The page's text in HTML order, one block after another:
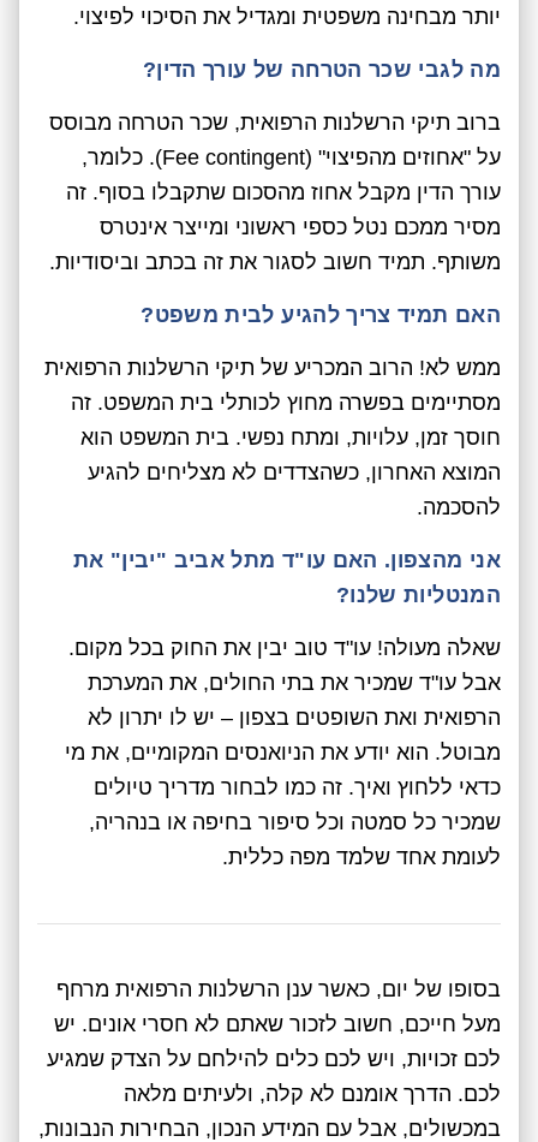
יותר מבחינה משפטית ומגדיל את הסיכוי לפיצוי.
מה לגבי שכר הטרחה של עורך הדין?
ברוב תיקי הרשלנות הרפואית, שכר הטרחה מבוסס
על "אחוזים מהפיצוי" (Fee contingent). כלומר,
עורך הדין מקבל אחוז מהסכום שתקבלו בסוף. זה
מסיר ממכם נטל כספי ראשוני ומייצר אינטרס
משותף. תמיד חשוב לסגור את זה בכתב וביסודיות.
האם תמיד צריך להגיע לבית משפט?
ממש לא! הרוב המכריע של תיקי הרשלנות הרפואית
מסתיימים בפשרה מחוץ לכותלי בית המשפט. זה
חוסך זמן, עלויות, ומתח נפשי. בית המשפט הוא
המוצא האחרון, כשהצדדים לא מצליחים להגיע
להסכמה.
אני מהצפון. האם עו"ד מתל אביב "יבין" את
המנטליות שלנו?
שאלה מעולה! עו"ד טוב יבין את החוק בכל מקום.
אבל עו"ד שמכיר את בתי החולים, את המערכת
הרפואית ואת השופטים בצפון – יש לו יתרון לא
מבוטל. הוא יודע את הניואנסים המקומיים, את מי
כדאי ללחוץ ואיך. זה כמו לבחור מדריך טיולים
שמכיר כל סמטה וכל סיפור בחיפה או בנהריה,
לעומת אחד שלמד מפה כללית.
בסופו של יום, כאשר ענן הרשלנות הרפואית מרחף
מעל חייכם, חשוב לזכור שאתם לא חסרי אונים. יש
לכם זכויות, ויש לכם כלים להילחם על הצדק שמגיע
לכם. הדרך אומנם לא קלה, ולעיתים מלאה
במכשולים, אבל עם המידע הנכון, הבחירות הנבונות,